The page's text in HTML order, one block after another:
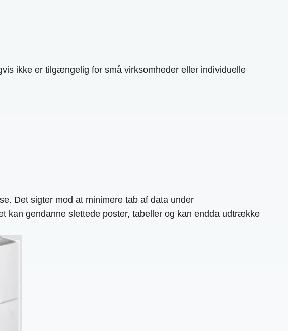
ikke er tilgængelig for små virksomheder eller individuelle
Det sigter mod at minimere tab af data under
kan gendanne slettede poster, tabeller og kan endda udtrække